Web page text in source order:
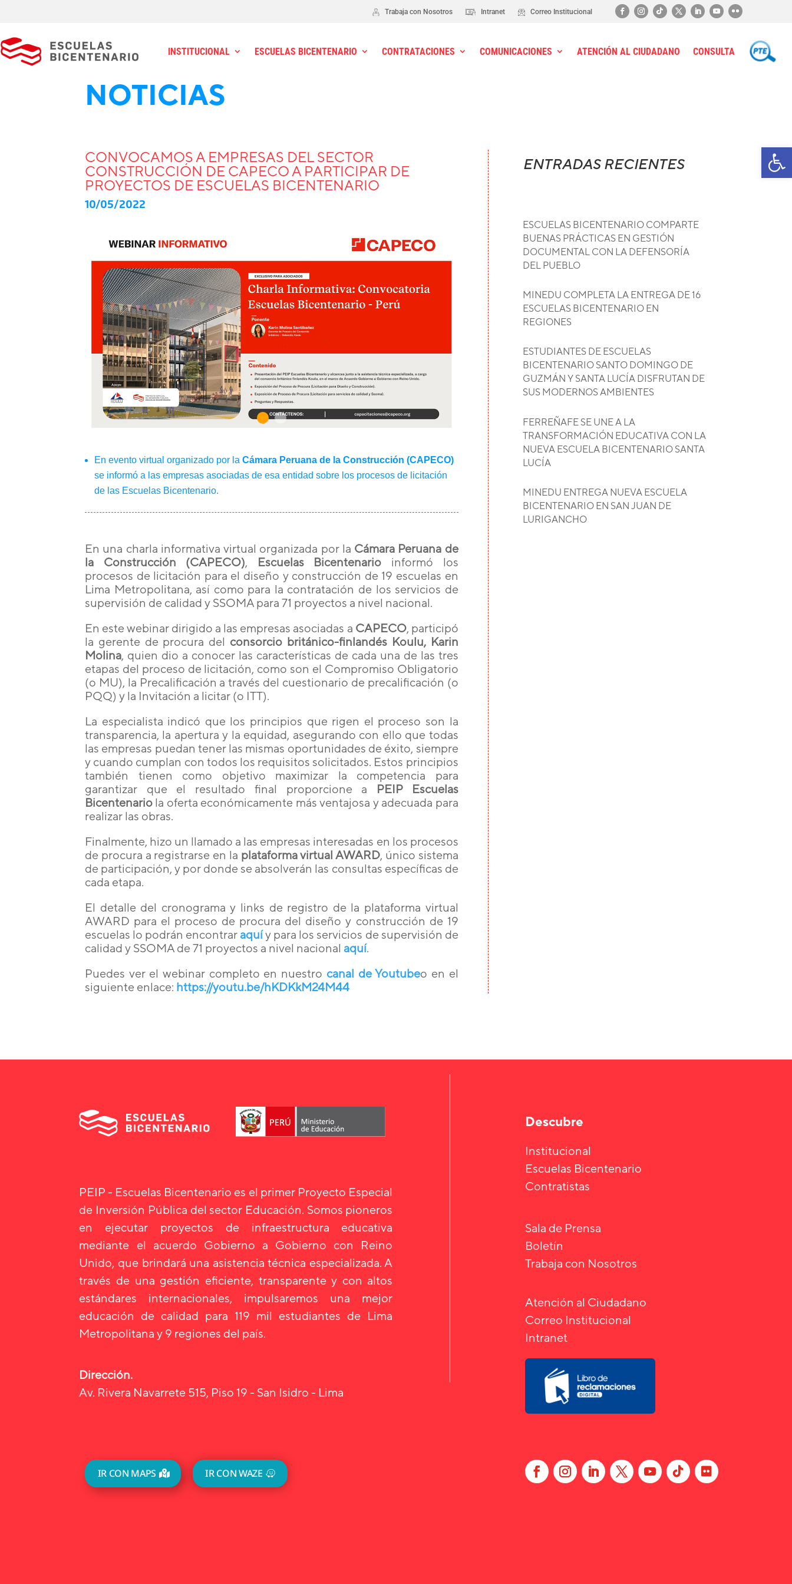
Trabaja con Nosotros Intranet Correo Institucional
INSTITUCIONAL ESCUELAS BICENTENARIO CONTRATACIONES COMUNICACIONES ATENCIÓN AL CIUDADANO CONSULTA PTE
NOTICIAS
CONVOCAMOS A EMPRESAS DEL SECTOR
CONSTRUCCIÓN DE CAPECO A PARTICIPAR DE
PROYECTOS DE ESCUELAS BICENTENARIO
10/05/2022
En evento virtual organizado por la Cámara Peruana de la Construcción (CAPECO)
se informó a las empresas asociadas de esa entidad sobre los procesos de licitación
de las Escuelas Bicentenario.
En una charla informativa virtual organizada por la Cámara Peruana de
la Construcción (CAPECO), Escuelas Bicentenario informó los
procesos de licitación para el diseño y construcción de 19 escuelas en
Lima Metropolitana, así como para la contratación de los servicios de
supervisión de calidad y SSOMA para 71 proyectos a nivel nacional.
En este webinar dirigido a las empresas asociadas a CAPECO, participó
la gerente de procura del consorcio británico-finlandés Koulu, Karin
Molina, quien dio a conocer las características de cada una de las tres
etapas del proceso de licitación, como son el Compromiso Obligatorio
(o MU), la Precalificación a través del cuestionario de precalificación (o
PQQ) y la Invitación a licitar (o ITT).
La especialista indicó que los principios que rigen el proceso son la
transparencia, la apertura y la equidad, asegurando con ello que todas
las empresas puedan tener las mismas oportunidades de éxito, siempre
y cuando cumplan con todos los requisitos solicitados. Estos principios
también tienen como objetivo maximizar la competencia para
garantizar que el resultado final proporcione a PEIP Escuelas
Bicentenario la oferta económicamente más ventajosa y adecuada para
realizar las obras.
Finalmente, hizo un llamado a las empresas interesadas en los procesos
de procura a registrarse en la plataforma virtual AWARD, único sistema
de participación, y por donde se absolverán las consultas específicas de
cada etapa.
El detalle del cronograma y links de registro de la plataforma virtual
AWARD para el proceso de procura del diseño y construcción de 19
escuelas lo podrán encontrar aquíy para los servicios de supervisión de
calidad y SSOMA de 71 proyectos a nivel nacional aquí.
Puedes ver el webinar completo en nuestro canal de Youtubeo en el
siguiente enlace: https://youtu.be/hKDKkM24M44
ENTRADAS RECIENTES
ESCUELAS BICENTENARIO COMPARTE
BUENAS PRÁCTICAS EN GESTIÓN
DOCUMENTAL CON LA DEFENSORÍA
DEL PUEBLO
MINEDU COMPLETA LA ENTREGA DE 16
ESCUELAS BICENTENARIO EN
REGIONES
ESTUDIANTES DE ESCUELAS
BICENTENARIO SANTO DOMINGO DE
GUZMÁN Y SANTA LUCÍA DISFRUTAN DE
SUS MODERNOS AMBIENTES
FERREÑAFE SE UNE A LA
TRANSFORMACIÓN EDUCATIVA CON LA
NUEVA ESCUELA BICENTENARIO SANTA
LUCÍA
MINEDU ENTREGA NUEVA ESCUELA
BICENTENARIO EN SAN JUAN DE
LURIGANCHO
PEIP - Escuelas Bicentenario es el primer Proyecto Especial
de Inversión Pública del sector Educación. Somos pioneros
en ejecutar proyectos de infraestructura educativa
mediante el acuerdo Gobierno a Gobierno con Reino
Unido, que brindará una asistencia técnica especializada. A
través de una gestión eficiente, transparente y con altos
estándares internacionales, impulsaremos una mejor
educación de calidad para 119 mil estudiantes de Lima
Metropolitana y 9 regiones del país.
Dirección.
Av. Rivera Navarrete 515, Piso 19 - San Isidro - Lima
IR CON MAPS IR CON WAZE
Descubre
Institucional
Escuelas Bicentenario
Contratistas
Sala de Prensa
Boletín
Trabaja con Nosotros
Atención al Ciudadano
Correo Institucional
Intranet